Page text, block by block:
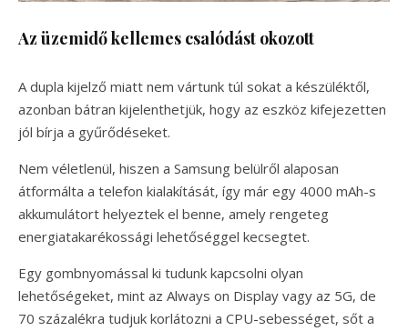
Az üzemidő kellemes csalódást okozott
A dupla kijelző miatt nem vártunk túl sokat a készüléktől,
azonban bátran kijelenthetjük, hogy az eszköz kifejezetten
jól bírja a gyűrődéseket.
Nem véletlenül, hiszen a Samsung belülről alaposan
átformálta a telefon kialakítását, így már egy 4000 mAh-s
akkumulátort helyeztek el benne, amely rengeteg
energiatakarékossági lehetőséggel kecsegtet.
Egy gombnyomással ki tudunk kapcsolni olyan
lehetőségeket, mint az Always on Display vagy az 5G, de
70 százalékra tudjuk korlátozni a CPU-sebességet, sőt a